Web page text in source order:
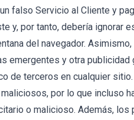
falso Servicio al Cliente y
y, por tanto, debería ignorar
del navegador.
emergentes y otra publicidad
de terceros en cualquier
por lo que incluso
o malicioso. Además, los